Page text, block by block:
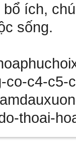
bổ ích,
sống.
co-c4-c5-
thoai-